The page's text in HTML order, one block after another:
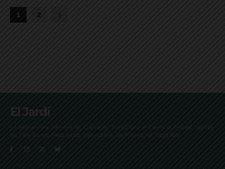
1 2
El Jardí
La Bonanova, Monterols, Galvany, Turó Parc, el Farró, el Putxet, Sarrià,
les Tres Torres, Pedralbes, Vallvidrera, les Planes i el Tibidabo